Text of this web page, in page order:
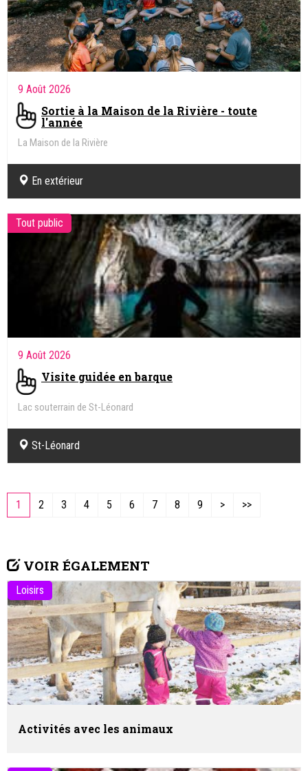
9 Août 2026
Sortie à la Maison de la Rivière - toute
l'année
La Maison de la Rivière
En extérieur
Tout public
9 Août 2026
Visite guidée en barque
Lac souterrain de St-Léonard
St-Léonard
1 2 3 4 5 6 7 8 9 > >>
VOIR ÉGALEMENT
Loisirs
Activités avec les animaux